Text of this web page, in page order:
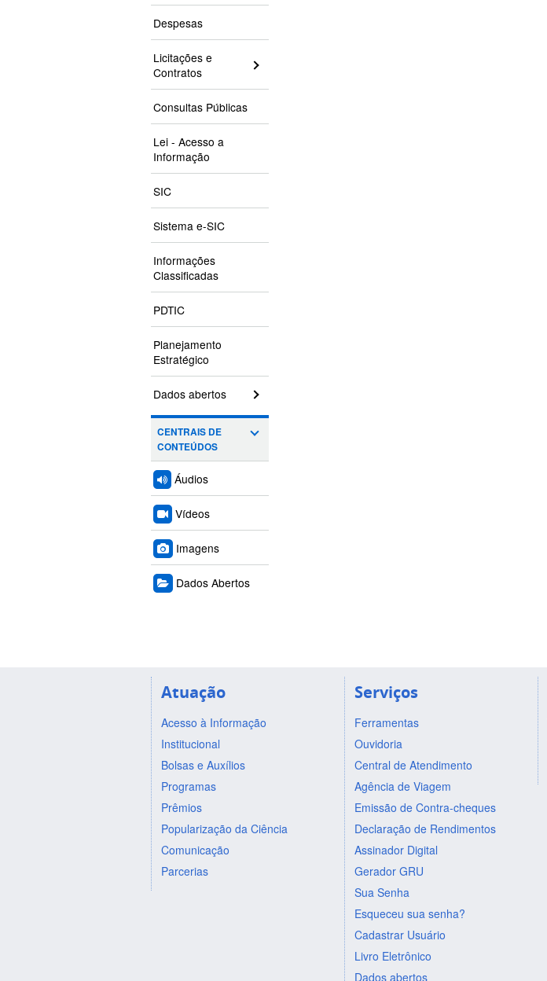
Despesas
Licitações e
Contratos
Consultas Públicas
Lei - Acesso a
Informação
SIC
Sistema e-SIC
Informações
Classificadas
PDTIC
Planejamento
Estratégico
Dados abertos
CENTRAIS DE
CONTEÚDOS
Áudios
Vídeos
Imagens
Dados Abertos
Atuação
Acesso à Informação
Institucional
Bolsas e Auxílios
Programas
Prêmios
Popularização da Ciência
Comunicação
Parcerias
Serviços
Ferramentas
Ouvidoria
Central de Atendimento
Agência de Viagem
Emissão de Contra-cheques
Declaração de Rendimentos
Assinador Digital
Gerador GRU
Sua Senha
Esqueceu sua senha?
Cadastrar Usuário
Livro Eletrônico
Dados abertos